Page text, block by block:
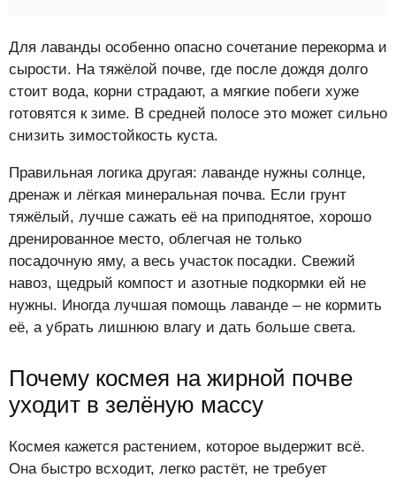
Для лаванды особенно опасно сочетание перекорма и
сырости. На тяжёлой почве, где после дождя долго
стоит вода, корни страдают, а мягкие побеги хуже
готовятся к зиме. В средней полосе это может сильно
снизить зимостойкость куста.
Правильная логика другая: лаванде нужны солнце,
дренаж и лёгкая минеральная почва. Если грунт
тяжёлый, лучше сажать её на приподнятое, хорошо
дренированное место, облегчая не только
посадочную яму, а весь участок посадки. Свежий
навоз, щедрый компост и азотные подкормки ей не
нужны. Иногда лучшая помощь лаванде – не кормить
её, а убрать лишнюю влагу и дать больше света.
Почему космея на жирной почве
уходит в зелёную массу
Космея кажется растением, которое выдержит всё.
Она быстро всходит, легко растёт, не требует